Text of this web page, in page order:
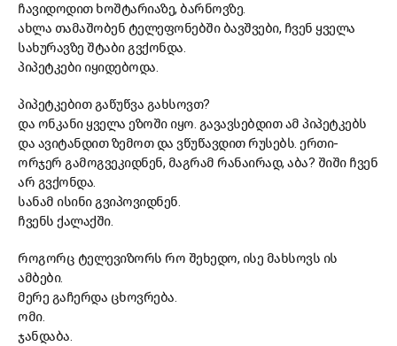
ჩავიდოდით ხოშტარიაზე, ბარნოვზე.
ახლა თამაშობენ ტელეფონებში ბავშვები, ჩვენ ყველა
სახურავზე შტაბი გვქონდა.
პიპეტკები იყიდებოდა.
პიპეტკებით გაწუწვა გახსოვთ?
და ონკანი ყველა ეზოში იყო. გავავსებდით ამ პიპეტკებს
და ავიტანდით ზემოთ და ვწუწავდით რუსებს. ერთი-
ორჯერ გამოგვეკიდნენ, მაგრამ რანაირად, აბა? შიში ჩვენ
არ გვქონდა.
სანამ ისინი გვიპოვიდნენ.
ჩვენს ქალაქში.
როგორც ტელევიზორს რო შეხედო, ისე მახსოვს ის
ამბები.
მერე გაჩერდა ცხოვრება.
ომი.
ჯანდაბა.